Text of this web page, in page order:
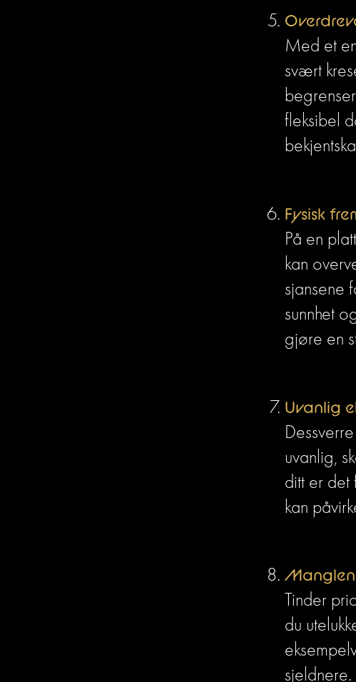
Med et
svært
fleksibel
Fysisk
På en
kan
sjansene
sunnhet
gjøre en
Uvanlig
uvanlig,
ditt er det
kan
Tinder
du